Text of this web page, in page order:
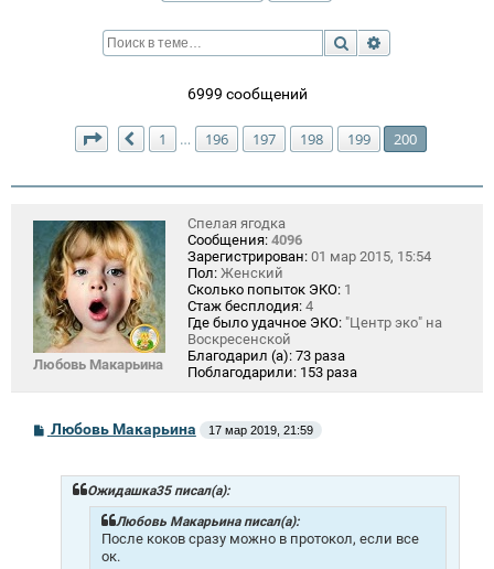
Поиск
6999 сообщений
Страница 200 из200
Пред.
1 … 196 197 198 199 200
Любовь Макарьина
Спелая ягодка
Сообщения: 4096
Зарегистрирован: 01 мар 2015, 15:54
Пол: Женский
Сколько попыток ЭКО: 1
Стаж бесплодия: 4
Где было удачное ЭКО: "Центр эко" на
Воскресенской
Благодарил (а): 73 раза
Поблагодарили: 153 раза
С
Любовь Макарьина 17 мар 2019, 21:59
Ожидашка35 писал(а):
Любовь Макарьина писал(а):
После коков сразу можно в протокол, если все
ок.